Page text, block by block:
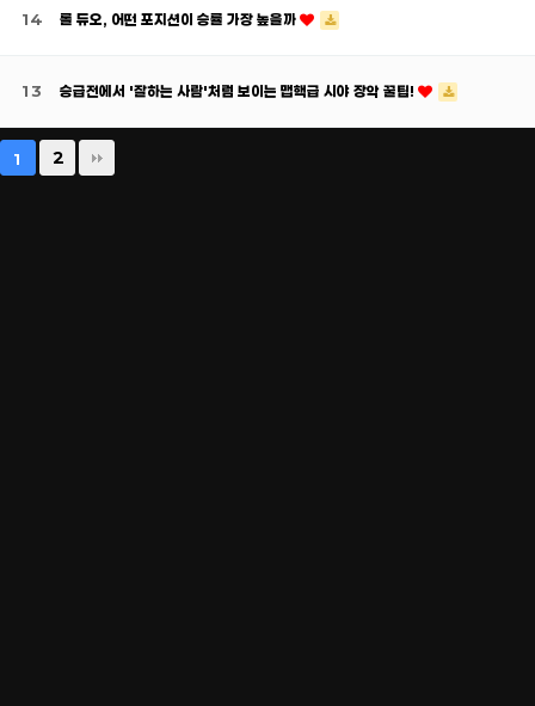
14 롤 듀오, 어떤 포지션이 승률 가장 높을까
13 승급전에서 '잘하는 사람'처럼 보이는 맵핵급 시야 장악 꿀팁!
1 2